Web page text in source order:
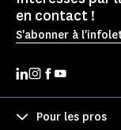
en contact !
S'abonner à
Pour les pros